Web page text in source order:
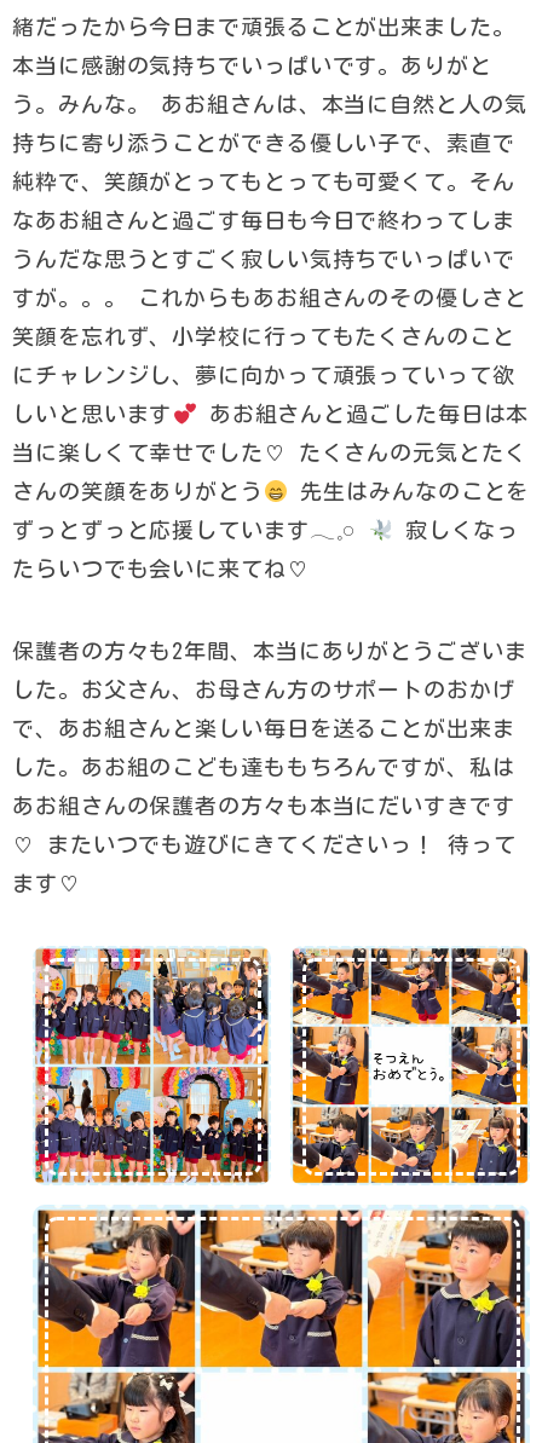
緒だったから今日まで頑張ることが出来ました。
本当に感謝の気持ちでいっぱいです。ありがと
う。みんな。 あお組さんは、本当に自然と人の気
持ちに寄り添うことができる優しい子で、素直で
純粋で、笑顔がとってもとっても可愛くて。そん
なあお組さんと過ごす毎日も今日で終わってしま
うんだな思うとすごく寂しい気持ちでいっぱいで
すが。。。 これからもあお組さんのその優しさと
笑顔を忘れず、小学校に行ってもたくさんのこと
にチャレンジし、夢に向かって頑張っていって欲
しいと思います
あお組さんと過ごした毎日は本
当に楽しくて幸せでした♡ たくさんの元気とたく
さんの笑顔をありがとう
先生はみんなのことを
ずっとずっと応援しています𓂃𓈒𓏸︎︎︎︎
寂しくなっ
たらいつでも会いに来てね♡
保護者の方々も2年間、本当にありがとうございま
した。お父さん、お母さん方のサポートのおかげ
で、あお組さんと楽しい毎日を送ることが出来ま
した。あお組のこども達ももちろんですが、私は
あお組さんの保護者の方々も本当にだいすきです
♡ またいつでも遊びにきてくださいっ！ 待って
ます♡